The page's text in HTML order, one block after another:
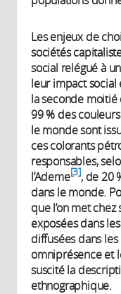
Les enjeux de
sociétés
social relégué à
leur impact
la seconde moitié
99 % des
le monde sont
ces colorants
responsables,
l’Ademe 3 , de 20
dans le monde.
que l’on met
exposées dans
diffusées dans
omniprésence et
suscité la
ethnographique.